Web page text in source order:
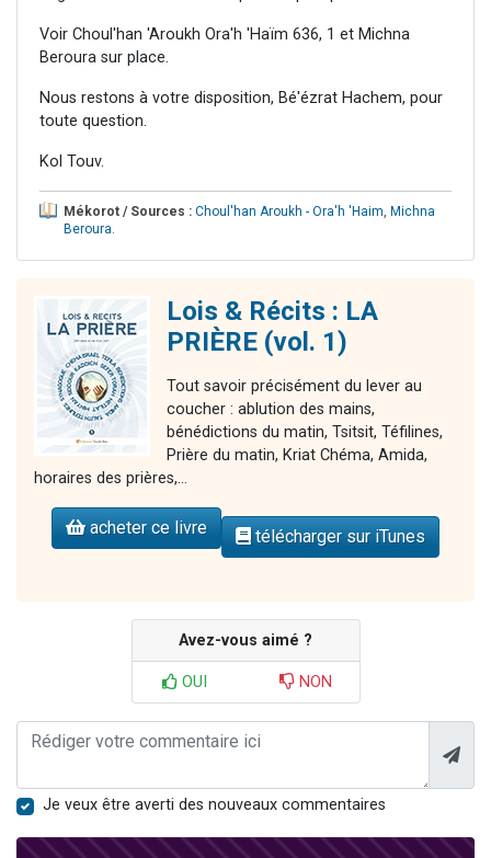
Voir Choul'han 'Aroukh Ora'h 'Haïm 636, 1 et Michna
Beroura sur place.
Nous restons à votre disposition, Bé'ézrat Hachem, pour
toute question.
Kol Touv.
Mékorot / Sources : Choul'han Aroukh - Ora'h 'Haim, Michna
Beroura.
Lois & Récits : LA
PRIÈRE (vol. 1)
Tout savoir précisément du lever au
coucher : ablution des mains,
bénédictions du matin, Tsitsit, Téfilines,
Prière du matin, Kriat Chéma, Amida,
horaires des prières,...
acheter ce livre télécharger sur iTunes
Avez-vous aimé ?
OUI NON
Je veux être averti des nouveaux commentaires